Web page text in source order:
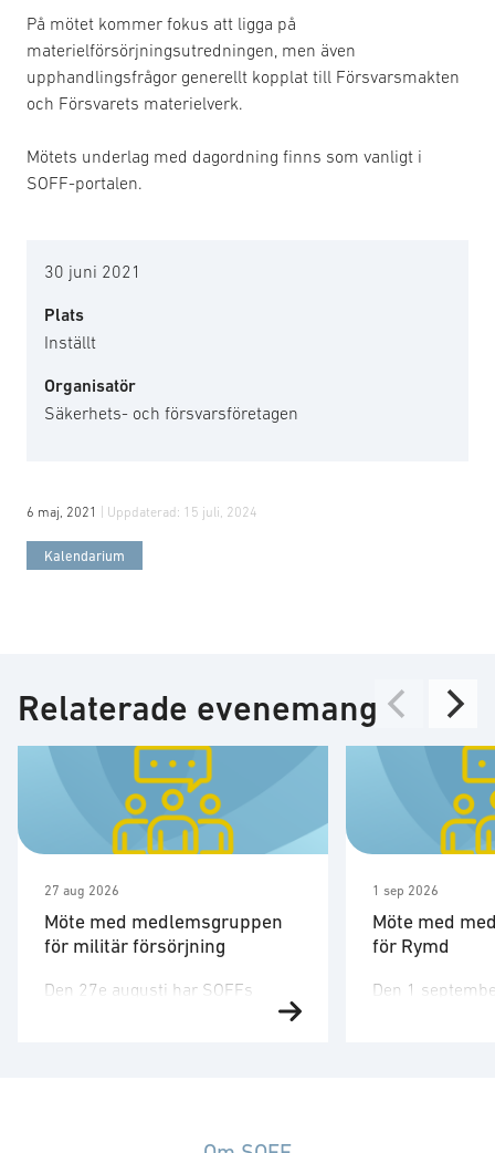
På mötet kommer fokus att ligga på
materielförsörjningsutredningen, men även
upphandlingsfrågor generellt kopplat till Försvarsmakten
och Försvarets materielverk.
Mötets underlag med dagordning finns som vanligt i
SOFF-portalen.
30 juni 2021
Plats
Inställt
Organisatör
Säkerhets- och försvarsföretagen
6 maj, 2021 | Uppdaterad: 15 juli, 2024
Kalendarium
Relaterade evenemang
27 aug 2026
Möte med medlemsgruppen
för militär försörjning
Den 27e augusti har SOFFs
rör upphandling, försörjningssäkerhet och
1 sep 2026
Möte med
för Rymd
Den 1